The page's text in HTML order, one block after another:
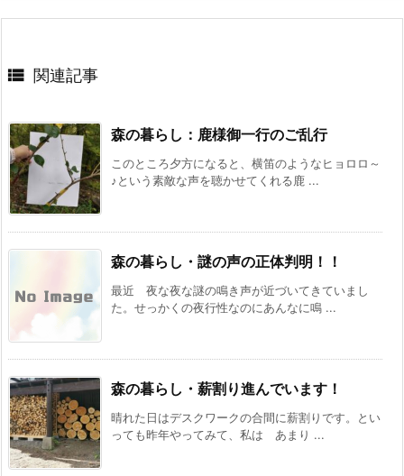
 関連記事
森の暮らし：鹿様御一行のご乱行
このところ夕方になると、横笛のようなヒョロロ～
♪という素敵な声を聴かせてくれる鹿 ...
森の暮らし・謎の声の正体判明！！
最近 夜な夜な謎の鳴き声が近づいてきていまし
た。せっかくの夜行性なのにあんなに鳴 ...
森の暮らし・薪割り進んでいます！
晴れた日はデスクワークの合間に薪割りです。とい
っても昨年やってみて、私は あまり ...